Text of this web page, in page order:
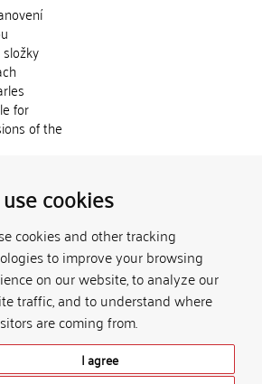
cookies
cookies and other tracking
to improve your browsing
on our website, to analyze our
traffic, and to understand where
are coming from.
I agree
for
of the
použity k
vydávány
jinou
než autora.
shall not
results of
other
person